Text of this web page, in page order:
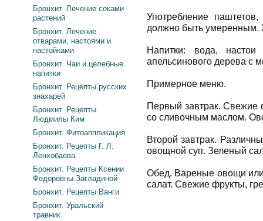
Употребление
должно быть умеренным.
Напитки: вода,
апельсинового дерева с
Примерное меню.
Первый завтрак. Свежие
со сливочным маслом.
Второй завтрак.
овощной суп. Зеленый
Обед. Вареные овощи
салат. Свежие фрукты,
Бронхит. Лечение соками
растений
Бронхит. Лечение
отварами, настоями и
настойками
Бронхит. Чаи и целебные
напитки
Бронхит. Рецепты русских
знахарей
Бронхит. Рецепты
Людмилы Ким
Бронхит. Фитоаппликация
Бронхит. Рецепты Г. Л.
Ленхобаева
Бронхит. Рецепты Ксении
Федоровны Загладиной
Бронхит. Рецепты Ванги
Бронхит. Уральский
травник